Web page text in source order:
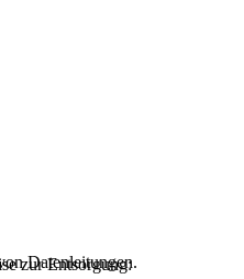
zur Entsorgung:
Datenleitungen.